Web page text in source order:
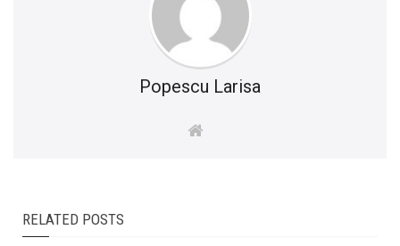
Popescu Larisa
RELATED POSTS